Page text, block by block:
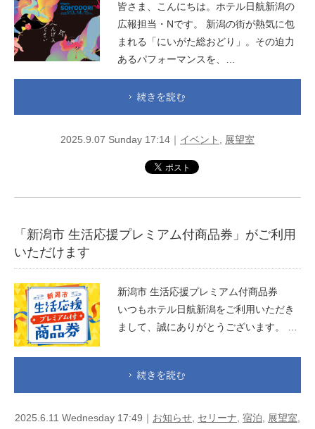
皆さま、こんにちは。ホテル日航新潟の
広報担当・Nです。 新潟の街が熱気に包
まれる「にいがた総おどり」。その迫力
あるパフォーマンスを、…
続きを読む
2025.9.07 Sunday 17:14｜ イベント 展望室
「新潟市 生活応援プレミアム付商品券」がご利用
いただけます
新潟市 生活応援プレミアム付商品券
いつもホテル日航新潟をご利用いただき
まして、誠にありがとうございます。 …
続きを読む
2025.6.11 Wednesday 17:49｜ お知らせ セリーナ 宿泊 展望室